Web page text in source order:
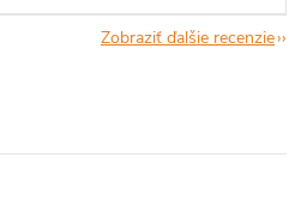
Zobraziť ďalšie recenzie